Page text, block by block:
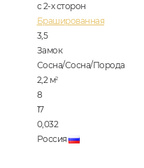
с 2-х сторон
Брашированная
3,5
Замок
Сосна/Сосна/Порода
2,2 м2
8
17
0,032
Россия